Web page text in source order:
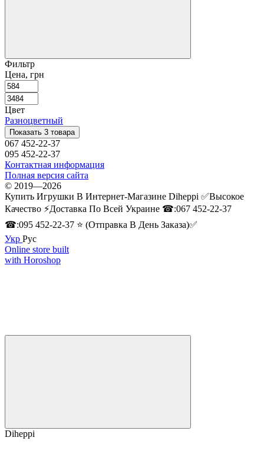
Фильтр
Цена, грн
Цвет
Разноцветный
Показать 3 товара
067 452-22-37
095 452-22-37
Контактная информация
Полная версия сайта
© 2019—2026
Купить Игрушки В Интернет-Магазине Diheppi ✅Высокое
Качество ⚡Доставка По Всей Украине ☎:067 452-22-37
☎:095 452-22-37 ⭐ (Отправка В День Заказа)✅
Укр Рус
Online store built
with Horoshop
Diheppi